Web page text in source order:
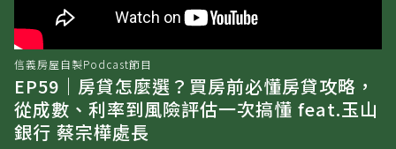
信義房屋自製Podcast節目
EP59｜房貸怎麼選？買房前必懂房貸攻略，
從成數、利率到風險評估一次搞懂 feat.玉山
銀行 蔡宗樺處長